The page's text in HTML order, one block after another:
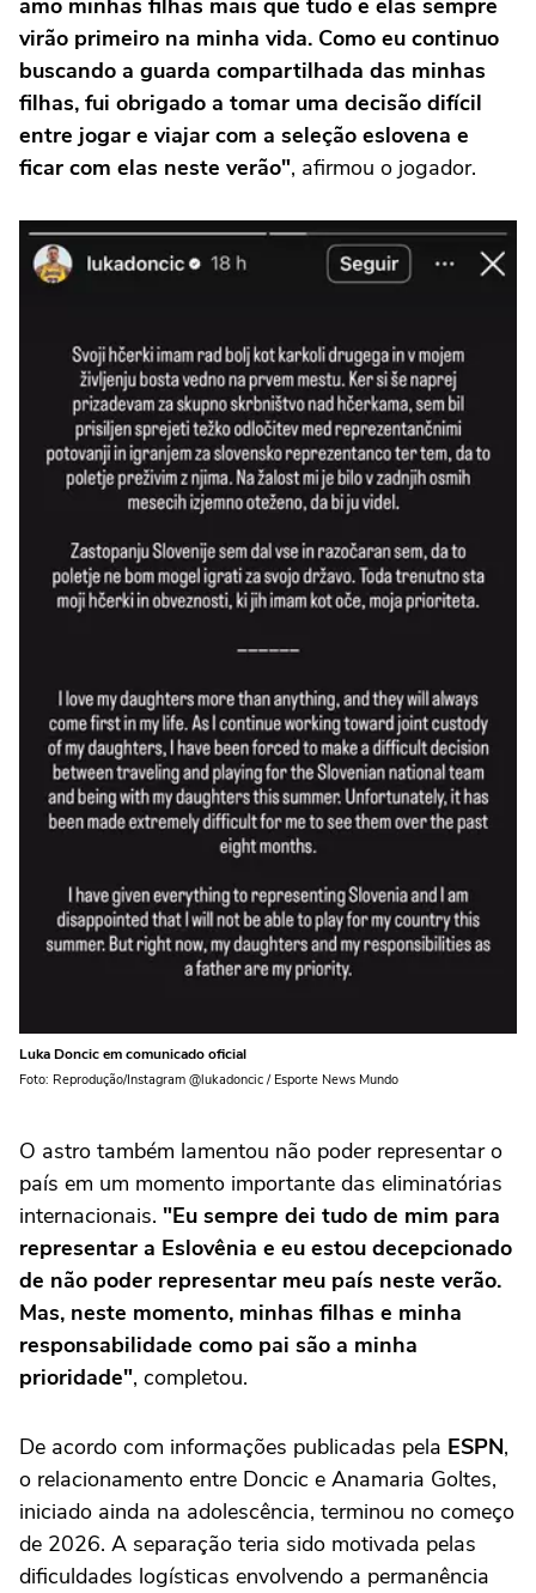
amo minhas filhas mais que tudo e elas sempre
virão primeiro na minha vida. Como eu continuo
buscando a guarda compartilhada das minhas
filhas, fui obrigado a tomar uma decisão difícil
entre jogar e viajar com a seleção eslovena e
ficar com elas neste verão", afirmou o jogador.
Luka Doncic em comunicado oficial
Foto: Reprodução/Instagram @lukadoncic / Esporte News Mundo
O astro também lamentou não poder representar o
país em um momento importante das eliminatórias
internacionais. "Eu sempre dei tudo de mim para
representar a Eslovênia e eu estou decepcionado
de não poder representar meu país neste verão.
Mas, neste momento, minhas filhas e minha
responsabilidade como pai são a minha
prioridade", completou.
De acordo com informações publicadas pela ESPN,
o relacionamento entre Doncic e Anamaria Goltes,
iniciado ainda na adolescência, terminou no começo
de 2026. A separação teria sido motivada pelas
dificuldades logísticas envolvendo a permanência